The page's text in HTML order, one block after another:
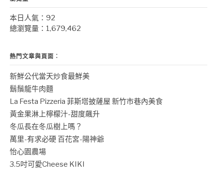
本日人氣：92
總瀏覽量：1,679,462
熱門文章與頁面︰
新鮮公代當天炒食最鮮美
鬍鬚龍牛肉麵
La Festa Pizzeria 菲斯塔披薩屋 新竹市巷內美食
黃金果淋上檸檬汁-甜度飆升
冬瓜長在冬瓜樹上嗎？
萬里-有求必硬 百花宮-陽神爺
怡心園農場
3.5吋可愛Cheese KIKI